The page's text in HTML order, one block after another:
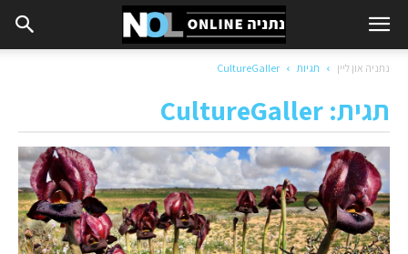
נתניה און ליין תגיות CultureGaller
תגית: CultureGaller